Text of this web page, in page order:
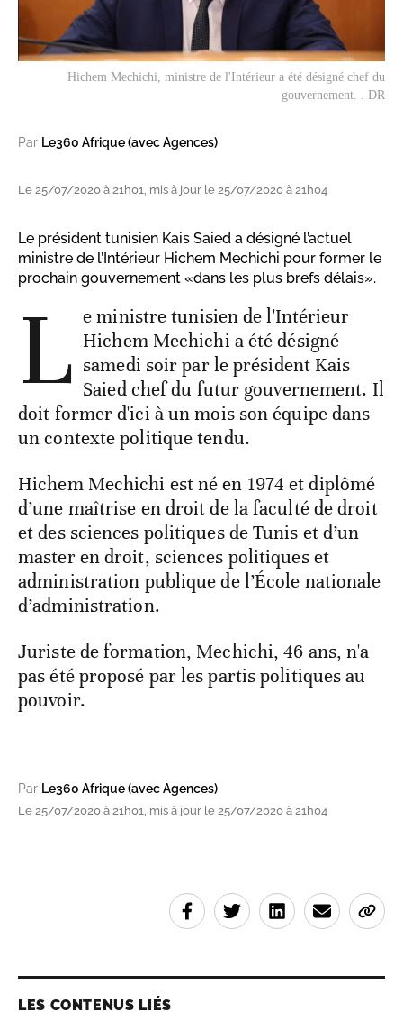
Hichem Mechichi, ministre de l'Intérieur a été désigné chef du
gouvernement. . DR
Par Le360 Afrique (avec Agences)
Le 25/07/2020 à 21h01, mis à jour le 25/07/2020 à 21h04
Le président tunisien Kais Saied a désigné l’actuel
ministre de l’Intérieur Hichem Mechichi pour former le
prochain gouvernement «dans les plus brefs délais».
L e ministre tunisien de l'Intérieur
Hichem Mechichi a été désigné
samedi soir par le président Kais
Saied chef du futur gouvernement. Il
doit former d'ici à un mois son équipe dans
un contexte politique tendu.
Hichem Mechichi est né en 1974 et diplômé
d’une maîtrise en droit de la faculté de droit
et des sciences politiques de Tunis et d’un
master en droit, sciences politiques et
administration publique de l’École nationale
d’administration.
Juriste de formation, Mechichi, 46 ans, n'a
pas été proposé par les partis politiques au
pouvoir.
Par Le360 Afrique (avec Agences)
Le 25/07/2020 à 21h01, mis à jour le 25/07/2020 à 21h04
LES CONTENUS LIÉS